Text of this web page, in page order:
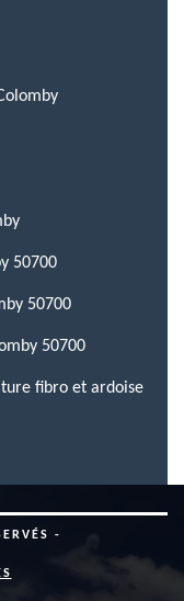
50700
50700
50700
fibro et ardoise
-